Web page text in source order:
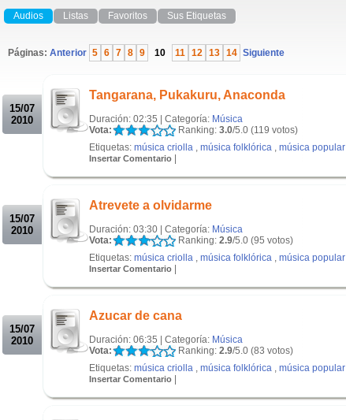
Audios Listas Favoritos Sus Etiquetas
Páginas: Anterior 5 6 7 8 9 10 11 12 13 14 Siguiente
15/07
2010
Tangarana, Pukakuru, Anaconda
Duración: 02:35 | Categoría: Música
Vota:
Ranking: 3.0/5.0 (119 votos)
Etiquetas: música criolla música folklórica música popular
Insertar Comentario |
15/07
2010
Atrevete a olvidarme
Duración: 03:30 | Categoría: Música
Vota:
Ranking: 2.9/5.0 (95 votos)
Etiquetas: música criolla música folklórica música popular
Insertar Comentario |
15/07
2010
Azucar de cana
Duración: 06:35 | Categoría: Música
Vota:
Ranking: 2.9/5.0 (83 votos)
Etiquetas: música criolla música folklórica música popular
Insertar Comentario |